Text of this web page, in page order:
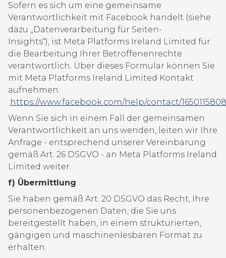
Sofern es sich um eine gemeinsame
Verantwortlichkeit mit Facebook handelt (siehe
dazu „Datenverarbeitung für Seiten-
Insights“), ist Meta Platforms Ireland Limited für
die Bearbeitung Ihrer Betroffenenrechte
verantwortlich. Über dieses Formular können Sie
mit Meta Platforms Ireland Limited Kontakt
aufnehmen:
https://www.facebook.com/help/contact/
Wenn Sie sich in einem Fall der gemeinsamen
Verantwortlichkeit an uns wenden, leiten wir Ihre
Anfrage - entsprechend unserer Vereinbarung
gemäß Art. 26 DSGVO - an Meta Platforms Ireland
Limited weiter.
f) Übermittlung
Sie haben gemäß Art. 20 DSGVO das Recht, Ihre
personenbezogenen Daten, die Sie uns
bereitgestellt haben, in einem strukturierten,
gängigen und maschinenlesbaren Format zu
erhalten.